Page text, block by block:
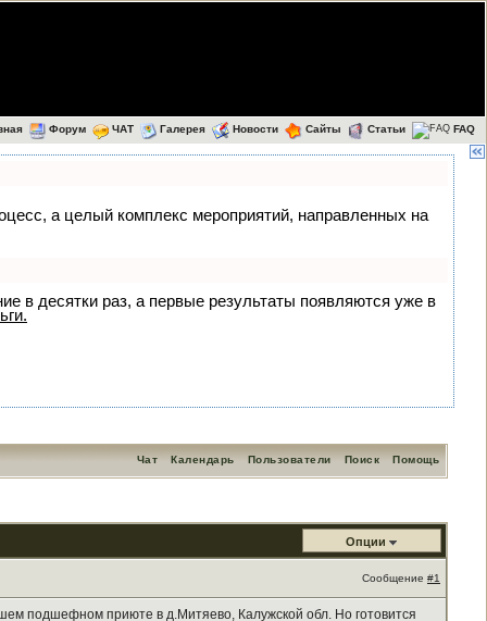
Форум ЧАТ Галерея Новости Сайты Статьи FAQ
а целый комплекс мероприятий, направленных на
в десятки раз, а первые результаты появляются уже в
Помощь
Поиск
Пользователи
Календарь
Чат
Опции
Сообщение #1
подшефном приюте в д.Митяево, Калужской обл. Но готовится